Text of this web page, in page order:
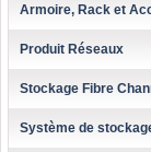
Armoire, Rack et
Produit Réseaux
Stockage Fibre
Système de